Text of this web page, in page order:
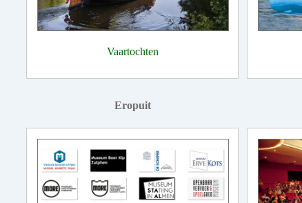
Vaartochten
Eropuit